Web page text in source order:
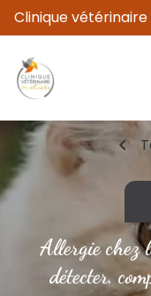
Clinique vétérinaire
chevron_left
Allergie chez
détecter,